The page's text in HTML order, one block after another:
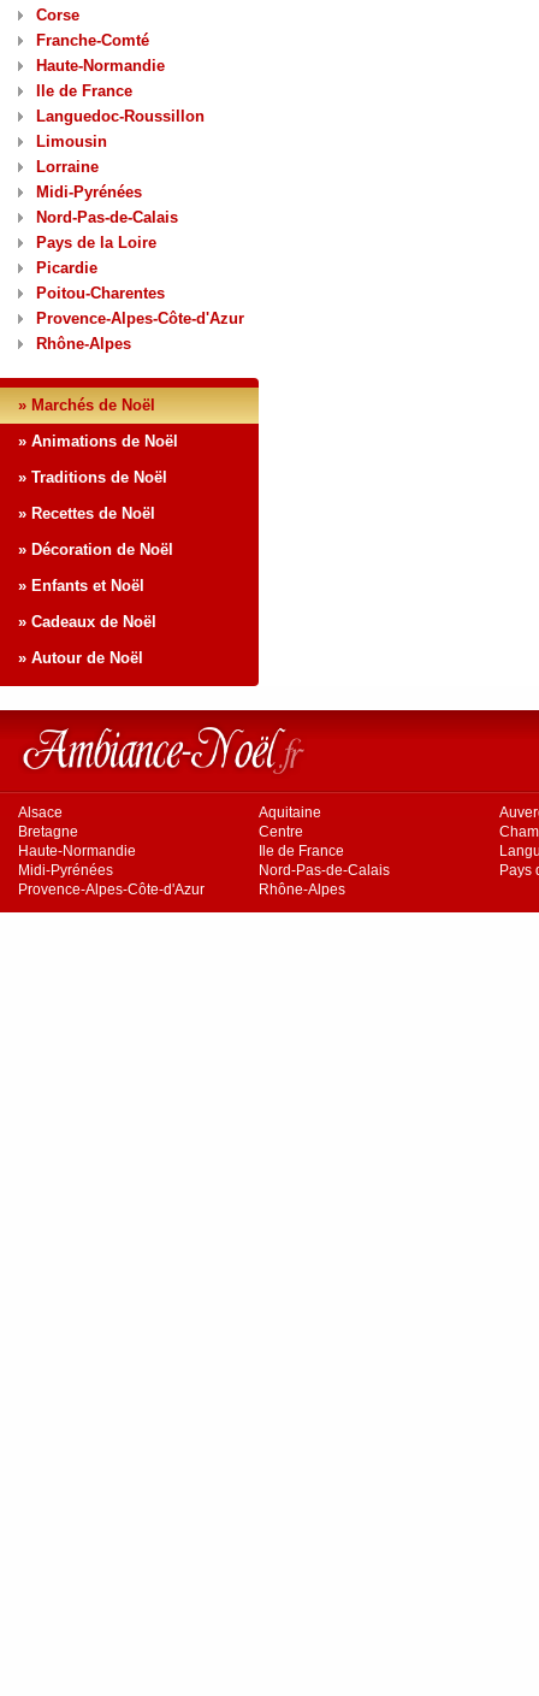
Corse
Franche-Comté
Haute-Normandie
Ile de France
Languedoc-Roussillon
Limousin
Lorraine
Midi-Pyrénées
Nord-Pas-de-Calais
Pays de la Loire
Picardie
Poitou-Charentes
Provence-Alpes-Côte-d'Azur
Rhône-Alpes
» Marchés de Noël
» Animations de Noël
» Traditions de Noël
» Recettes de Noël
» Décoration de Noël
» Enfants et Noël
» Cadeaux de Noël
» Autour de Noël
Alsace Aquitaine
Bretagne
Centre
Haute-Normandie
Ile de France
Midi-Pyrénées
Nord-Pas-de-Calais
Pays
Provence-Alpes-Côte-d'Azur
Rhône-Alpes